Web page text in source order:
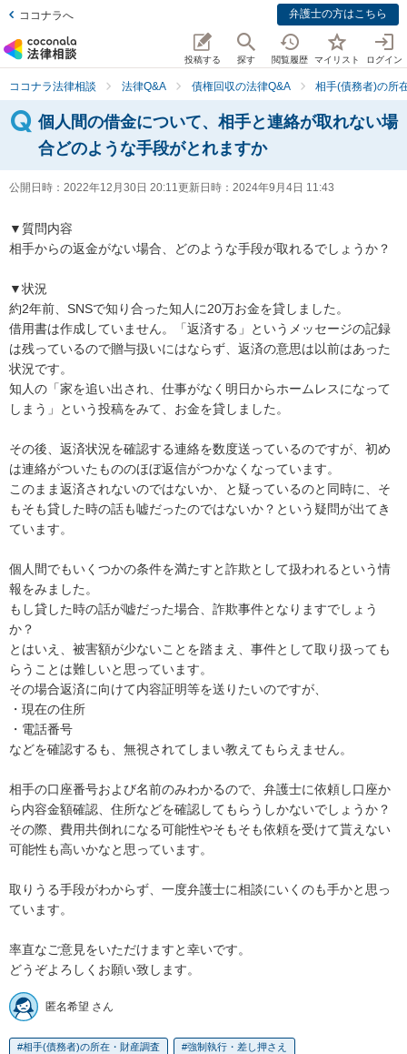
ココナラへ 弁護士の方はこちら
投稿する 探す 閲覧履歴 マイリスト ログイン
ココナラ法律相談 法律Q&A 債権回収の法律Q&A 相手(債務者)の所
個人間の借金について、相手と連絡が取れない場
合どのような手段がとれますか
公開日時： 2022年12月30日 20:11更新日時： 2024年9月4日 11:43
▼質問内容
相手からの返金がない場合、どのような手段が取れるでしょうか？
▼状況
約2年前、SNSで知り合った知人に20万お金を貸しました。
借用書は作成していません。「返済する」というメッセージの記録
は残っているので贈与扱いにはならず、返済の意思は以前はあった
状況です。
知人の「家を追い出され、仕事がなく明日からホームレスになって
しまう」という投稿をみて、お金を貸しました。
その後、返済状況を確認する連絡を数度送っているのですが、初め
は連絡がついたもののほぼ返信がつかなくなっています。
このまま返済されないのではないか、と疑っているのと同時に、そ
もそも貸した時の話も嘘だったのではないか？という疑問が出てき
ています。
個人間でもいくつかの条件を満たすと詐欺として扱われるという情
報をみました。
もし貸した時の話が嘘だった場合、詐欺事件となりますでしょう
か？
とはいえ、被害額が少ないことを踏まえ、事件として取り扱っても
らうことは難しいと思っています。
その場合返済に向けて内容証明等を送りたいのですが、
・現在の住所
・電話番号
などを確認するも、無視されてしまい教えてもらえません。
相手の口座番号および名前のみわかるので、弁護士に依頼し口座か
ら内容金額確認、住所などを確認してもらうしかないでしょうか？
その際、費用共倒れになる可能性やそもそも依頼を受けて貰えない
可能性も高いかなと思っています。
取りうる手段がわからず、一度弁護士に相談にいくのも手かと思っ
ています。
率直なご意見をいただけますと幸いです。
どうぞよろしくお願い致します。
匿名希望 さん
相手(債務者)の所在・財産調査 強制執行・差し押さえ